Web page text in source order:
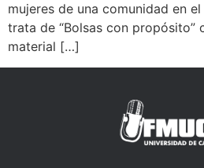
mujeres de una comunidad en
trata de “Bolsas con propósito”
material […]